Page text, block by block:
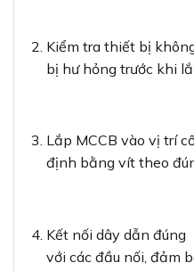
Kiểm tra thiết bị
bị hư hỏng trước khi
Lắp MCCB vào vị trí
định bằng vít theo
Kết nối dây dẫn đúng
với các đầu nối, đảm